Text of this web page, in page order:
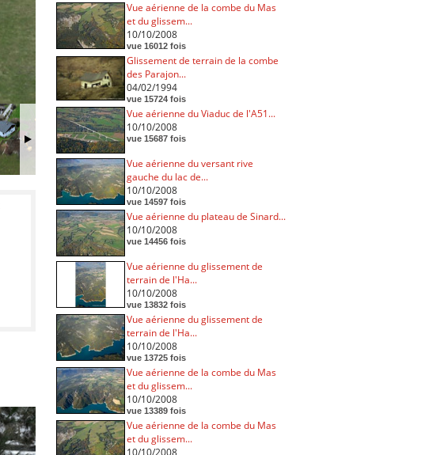
Vue aérienne de la combe du Mas
et du glissem...
10/10/2008
vue 16012 fois
Glissement de terrain de la combe
des Parajon...
04/02/1994
vue 15724 fois
Vue aérienne du Viaduc de l'A51...
10/10/2008
vue 15687 fois
Vue aérienne du versant rive
gauche du lac de...
10/10/2008
vue 14597 fois
Vue aérienne du plateau de Sinard...
10/10/2008
vue 14456 fois
Vue aérienne du glissement de
terrain de l'Ha...
10/10/2008
vue 13832 fois
Vue aérienne du glissement de
terrain de l'Ha...
10/10/2008
vue 13725 fois
Vue aérienne de la combe du Mas
et du glissem...
10/10/2008
vue 13389 fois
Vue aérienne de la combe du Mas
et du glissem...